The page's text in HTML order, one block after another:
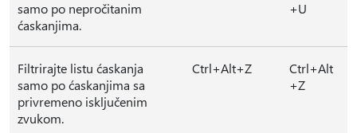
samo po nepročitanim
ćaskanjima.
+U
Filtrirajte listu ćaskanja
samo po ćaskanjima sa
privremeno isključenim
zvukom.
Ctrl+Alt+Z
Ctrl+Alt
+Z